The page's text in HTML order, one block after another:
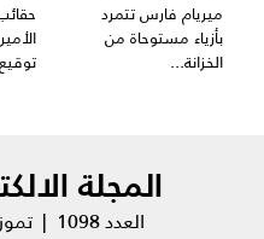
ميريام فارس تتمرد
بأزياء مستوحاة من
الخزانة...
المجلة
العدد 1098 | تموز 2026